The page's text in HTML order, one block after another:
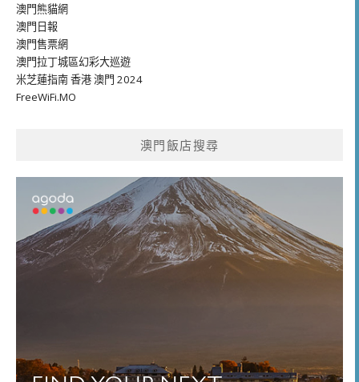
澳門熊貓網
澳門日報
澳門售票網
澳門拉丁城區幻彩大巡遊
米芝蓮指南 香港 澳門 2024
FreeWiFi.MO
澳門飯店搜尋